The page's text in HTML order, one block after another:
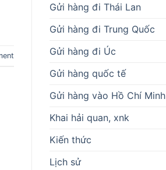
Gửi hàng đi Thái Lan
Gửi hàng đi Trung Quốc
Gửi hàng đi Úc
Gửi hàng quốc tế
Gửi hàng vào Hồ Chí Minh
Khai hải quan, xnk
Kiến thức
Lịch sử